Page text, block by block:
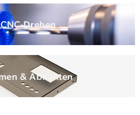
CNC-Drehen
& Abkanten